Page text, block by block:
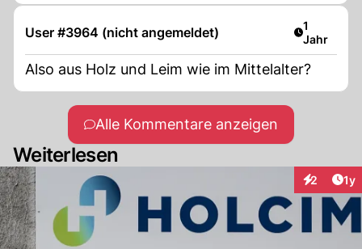
User #3964 (nicht angemeldet) Artikel
1
Jahr
Also aus Holz und Leim wie im Mittelalter?
Alle Kommentare anzeigen
Weiterlesen
2 1y